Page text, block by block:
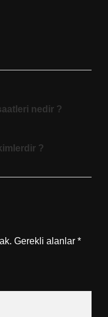
nedir ?
?
Gerekli alanlar *